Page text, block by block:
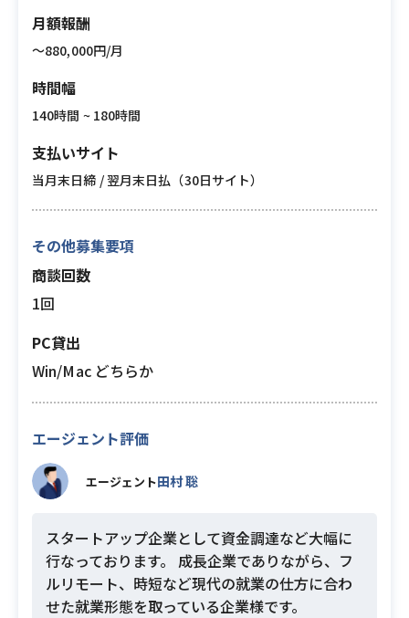
月額報酬
〜880,000円/月
時間幅
140時間 ~ 180時間
支払いサイト
当月末日締 / 翌月末日払（30日サイト）
その他募集要項
商談回数
1回
PC貸出
Win/Mac どちらか
エージェント評価
エージェント田村 聡
スタートアップ企業として資金調達など大幅に
行なっております。 成長企業でありながら、フ
ルリモート、時短など現代の就業の仕方に合わ
せた就業形態を取っている企業様です。